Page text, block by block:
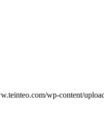
wp-content/